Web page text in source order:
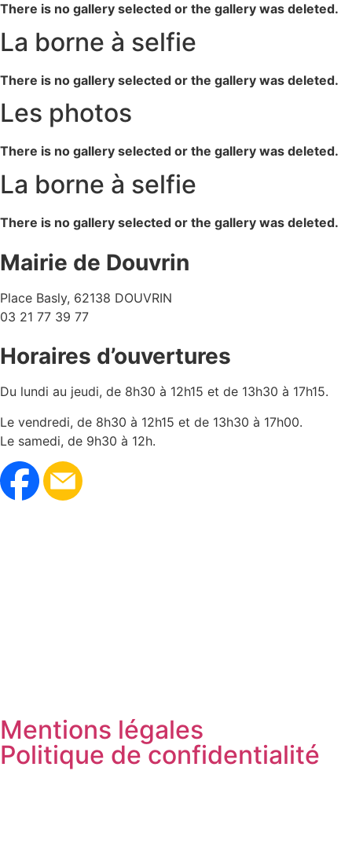
There is no gallery selected or the gallery was deleted.
La borne à selfie
There is no gallery selected or the gallery was deleted.
Les photos
There is no gallery selected or the gallery was deleted.
La borne à selfie
There is no gallery selected or the gallery was deleted.
Mairie de Douvrin
Place Basly, 62138 DOUVRIN
03 21 77 39 77
Horaires d’ouvertures
Du lundi au jeudi, de 8h30 à 12h15 et de 13h30 à 17h15.
Le vendredi, de 8h30 à 12h15 et de 13h30 à 17h00.
Le samedi, de 9h30 à 12h.
Mentions légales
Politique de confidentialité